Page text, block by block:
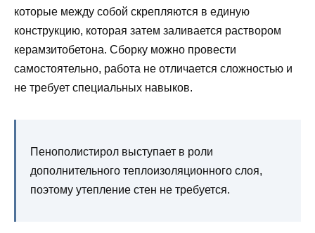
которые между собой скрепляются в единую
конструкцию, которая затем заливается раствором
керамзитобетона. Сборку можно провести
самостоятельно, работа не отличается сложностью и
не требует специальных навыков.
Пенополистирол выступает в роли
дополнительного теплоизоляционного слоя,
поэтому утепление стен не требуется.